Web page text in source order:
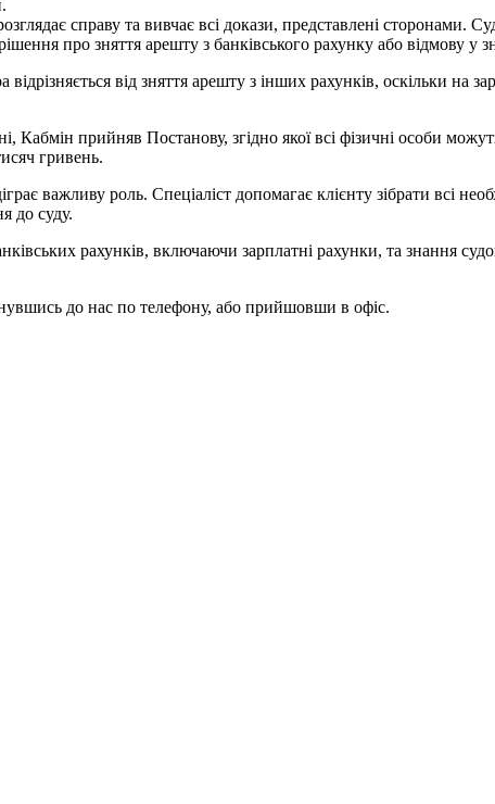
справу та вивчає всі докази, представлені сторонами.
про зняття арешту з банківського рахунку або відмову у
від зняття арешту з інших рахунків, оскільки
Кабмін прийняв Постанову, згідно якої всі фізичні особи
гривень.
важливу роль. Спеціаліст допомагає клієнту зібрати всі
до суду.
рахунків, включаючи зарплатні рахунки, та знання
до нас по телефону, або прийшовши в офіс.